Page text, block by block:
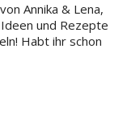
Annika & Lena,
und Rezepte
Habt ihr schon